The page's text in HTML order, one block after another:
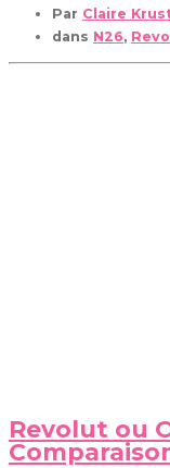
Par Claire
dans N26,
Revolut ou